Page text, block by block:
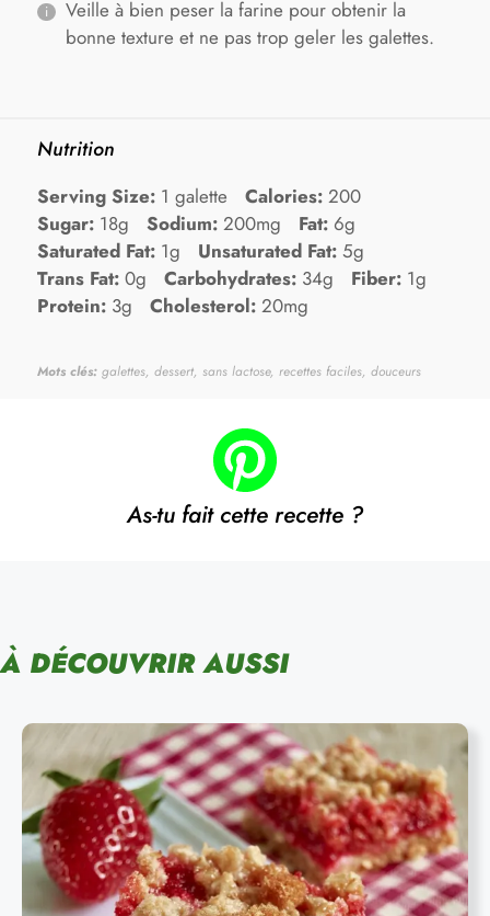
Veille à bien peser la farine pour obtenir la
bonne texture et ne pas trop geler les galettes.
Nutrition
Serving Size: 1 galette Calories: 200
Sugar: 18g Sodium: 200mg Fat: 6g
Saturated Fat: 1g Unsaturated Fat: 5g
Trans Fat: 0g Carbohydrates: 34g Fiber: 1g
Protein: 3g Cholesterol: 20mg
Mots clés: galettes, dessert, sans lactose, recettes faciles, douceurs
As-tu fait cette recette ?
À DÉCOUVRIR AUSSI